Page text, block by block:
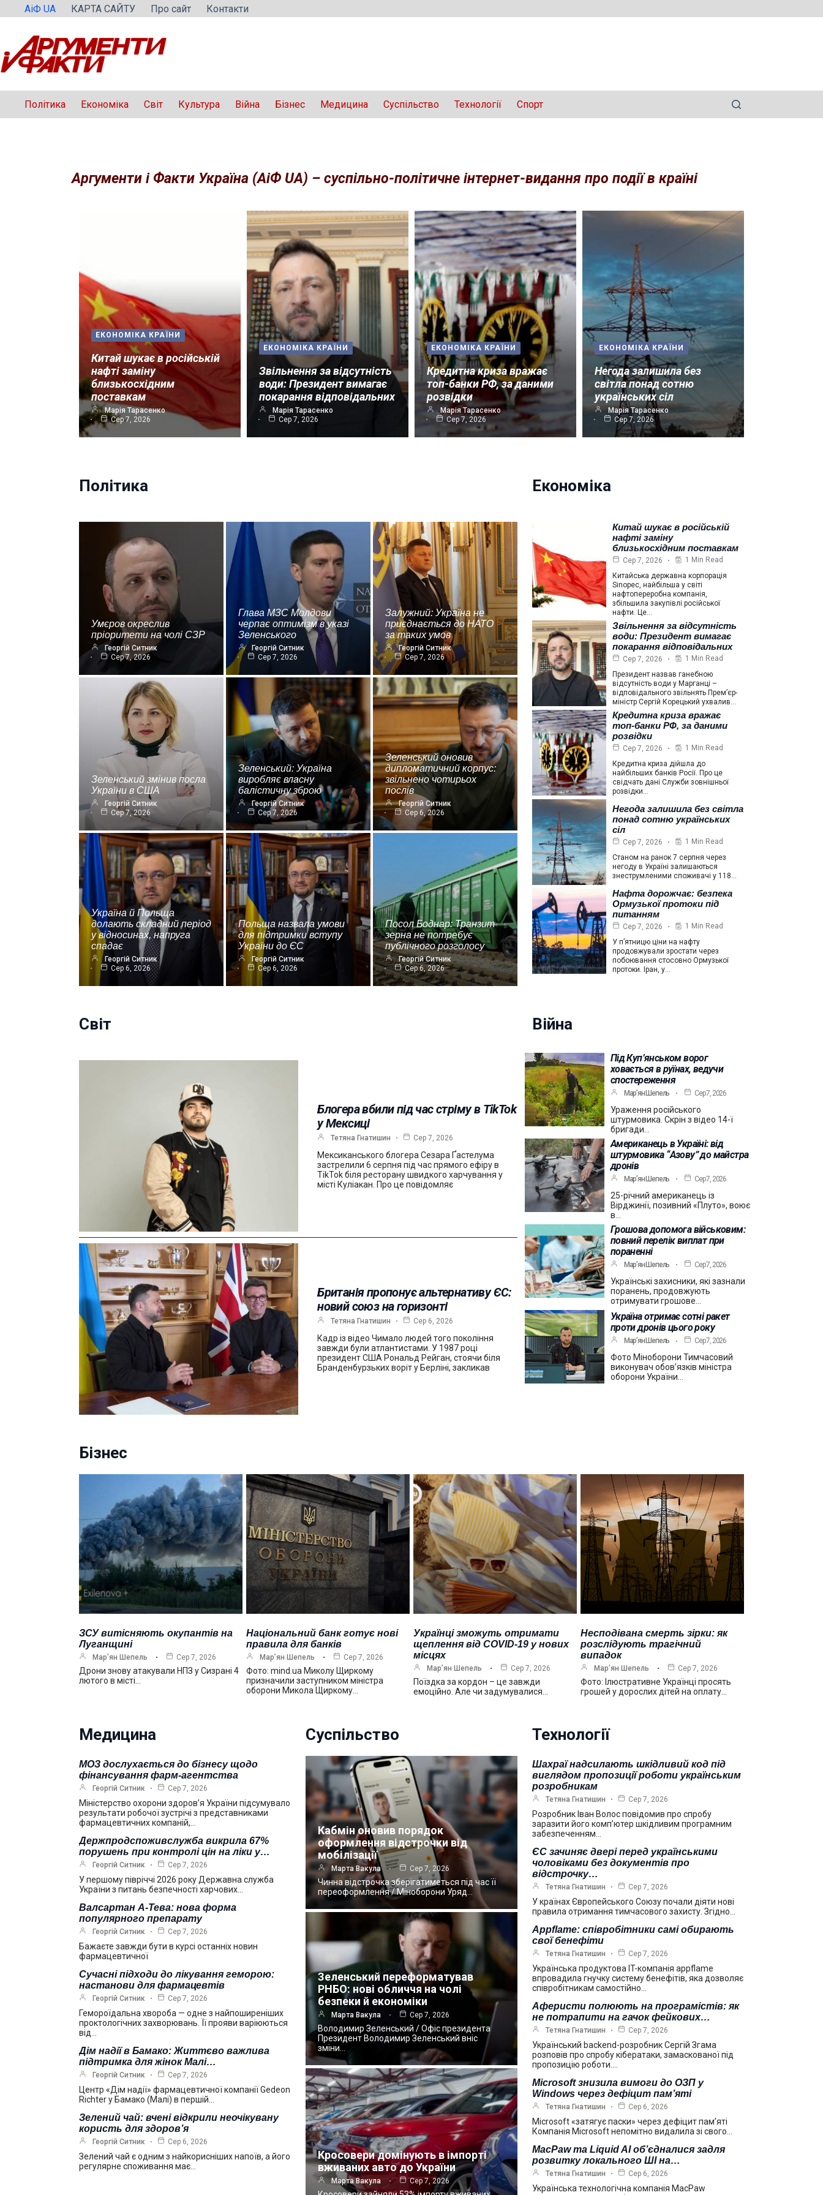
Перейти
вмісту
АіФ UA КАРТА САЙТУ Про сайт Контакти
Політика Економіка Світ Культура Війна Бізнес Медицина Суспільство Технології Спорт
Аргументи і Факти Україна (АіФ UA) – суспільно-політичне інтернет-видання про події в країні
ЕКОНОМІКА КРАЇНИ
Китай шукає в російській
нафті заміну
близькосхідним
поставкам
Марія Тарасенко
Сер 7, 2026
ЕКОНОМІКА КРАЇНИ
Звільнення за відсутність
води: Президент вимагає
покарання відповідальних
Марія Тарасенко
Сер 7, 2026
ЕКОНОМІКА КРАЇНИ
Кредитна криза вражає
топ-банки РФ, за даними
розвідки
Марія Тарасенко
Сер 7, 2026
ЕКОНОМІКА КРАЇНИ
Негода залишила без
світла понад сотню
українських сіл
Марія Тарасенко
Сер 7, 2026
Політика Економіка
Умєров окреслив
пріоритети на чолі СЗР
Георгій Ситник
Сер 7, 2026
Глава МЗС Молдови
черпає оптимізм в указі
Зеленського
Георгій Ситник
Сер 7, 2026
Залужний: Україна не
приєднається до НАТО
за таких умов
Георгій Ситник
Сер 7, 2026
Зеленський змінив посла
України в США
Георгій Ситник
Сер 7, 2026
Зеленський: Україна
виробляє власну
балістичну зброю
Георгій Ситник
Сер 7, 2026
Зеленський оновив
дипломатичний корпус:
звільнено чотирьох
послів
Георгій Ситник
Сер 6, 2026
Україна й Польща
долають складний період
у відносинах, напруга
спадає
Георгій Ситник
Сер 6, 2026
Польща назвала умови
для підтримки вступу
України до ЄС
Георгій Ситник
Сер 6, 2026
Посол Боднар: Транзит
зерна не потребує
публічного розголосу
Георгій Ситник
Сер 6, 2026
Китай шукає в російській
нафті заміну
близькосхідним поставкам
Сер 7, 2026
1 Min Read
Китайська державна корпорація
Sinopec, найбільша у світі
нафтопереробна компанія,
збільшила закупівлі російської
нафти. Це…
Звільнення за відсутність
води: Президент вимагає
покарання відповідальних
Сер 7, 2026
1 Min Read
Президент назвав ганебною
відсутність води у Марганці –
відповідального звільнять Прем’єр-
міністр Сергій Корецький ухвалив…
Кредитна криза вражає
топ-банки РФ, за даними
розвідки
Сер 7, 2026
1 Min Read
Кредитна криза дійшла до
найбільших банків Росії. Про це
свідчать дані Служби зовнішньої
розвідки…
Негода залишила без світла
понад сотню українських
сіл
Сер 7, 2026
1 Min Read
Станом на ранок 7 серпня через
негоду в Україні залишаються
знеструмленими споживачі у 118…
Нафта дорожчає: безпека
Ормузької протоки під
питанням
Сер 7, 2026
1 Min Read
У п’ятницю ціни на нафту
продовжували зростати через
побоювання стосовно Ормузької
протоки. Іран, у…
Світ Війна
Блогера вбили під час стріму в TikTok
у Мексиці
Тетяна Гнатишин Сер 7, 2026
Мексиканського блогера Сезара Ґастелума
застрелили 6 серпня під час прямого ефіру в
TikTok біля ресторану швидкого харчування у
місті Куліакан. Про це повідомляє
Британія пропонує альтернативу ЄС:
новий союз на горизонті
Тетяна Гнатишин Сер 6, 2026
Кадр із відео Чимало людей того покоління
завжди були атлантистами. У 1987 році
президент США Рональд Рейган, стоячи біля
Бранденбурзьких воріт у Берліні, закликав
Під Куп’янськом ворог
ховається в руїнах, ведучи
спостереження
Мар’ян Шепель Сер 7, 2026
Ураження російського
штурмовика. Скрін з відео 14-ї
бригади…
Американець в Україні: від
штурмовика “Азову” до майстра
дронів
Мар’ян Шепель Сер 7, 2026
25-річний американець із
Вірджинії, позивний «Плуто», воює
в…
Грошова допомога військовим:
повний перелік виплат при
пораненні
Мар’ян Шепель Сер 7, 2026
Українські захисники, які зазнали
поранень, продовжують
отримувати грошове…
Україна отримає сотні ракет
проти дронів цього року
Мар’ян Шепель Сер 7, 2026
Фото Міноборони Тимчасовий
виконувач обов’язків міністра
оборони України…
Бізнес
ЗСУ витісняють окупантів на
Луганщині
Мар’ян Шепель Сер 7, 2026
Дрони знову атакували НПЗ у Сизрані 4
лютого в місті…
Національний банк готує нові
правила для банків
Мар’ян Шепель Сер 7, 2026
Фото: mind.ua Миколу Щиркому
призначили заступником міністра
оборони Микола Щиркому…
Українці зможуть отримати
щеплення від COVID-19 у нових
місцях
Мар’ян Шепель Сер 7, 2026
Поїздка за кордон – це завжди
емоційно. Але чи задумувалися…
Несподівана смерть зірки: як
розслідують трагічний
випадок
Мар’ян Шепель Сер 7, 2026
Фото: Ілюстративне Українці просять
грошей у дорослих дітей на оплату…
Медицина
МОЗ дослухається до бізнесу щодо
фінансування фарм-агентства
Георгій Ситник Сер 7, 2026
Міністерство охорони здоров’я України підсумувало
результати робочої зустрічі з представниками
фармацевтичних компаній,…
Держпродспоживслужба викрила 67%
порушень при контролі цін на ліки у…
Георгій Ситник Сер 7, 2026
У першому півріччі 2026 року Державна служба
України з питань безпечності харчових…
Валсартан А-Тева: нова форма
популярного препарату
Георгій Ситник Сер 7, 2026
Бажаєте завжди бути в курсі останніх новин
фармацевтичної
Сучасні підходи до лікування геморою:
настанови для фармацевтів
Георгій Ситник Сер 7, 2026
Гемороїдальна хвороба — одне з найпоширеніших
проктологічних захворювань. Її прояви варіюються
від…
Дім надії в Бамако: Життєво важлива
підтримка для жінок Малі…
Георгій Ситник Сер 7, 2026
Центр «Дім надії» фармацевтичної компанії Gedeon
Richter у Бамако (Малі) в першій…
Зелений чай: вчені відкрили неочікувану
користь для здоров’я
Георгій Ситник Сер 6, 2026
Зелений чай є одним з найкорисніших напоїв, а його
регулярне споживання має…
Суспільство
Кабмін оновив порядок
оформлення відстрочки від
мобілізації
Марта Вакула Сер 7, 2026
Чинна відстрочка зберігатиметься під час її
переоформлення / Міноборони Уряд…
Зеленський переформатував
РНБО: нові обличчя на чолі
безпеки й економіки
Марта Вакула Сер 7, 2026
Володимир Зеленський / Офіс президента
Президент Володимир Зеленський вніс
зміни…
Кросовери домінують в імпорті
вживаних авто до України
Марта Вакула Сер 7, 2026
Технології
Шахраї надсилають шкідливий код під
виглядом пропозиції роботи українським
розробникам
Тетяна Гнатишин Сер 7, 2026
Розробник Іван Волос повідомив про спробу
заразити його комп’ютер шкідливим програмним
забезпеченням…
ЄС зачиняє двері перед українськими
чоловіками без документів про
відстрочку…
Тетяна Гнатишин Сер 7, 2026
У країнах Європейського Союзу почали діяти нові
правила отримання тимчасового захисту. Згідно…
Appflame: співробітники самі обирають
свої бенефіти
Тетяна Гнатишин Сер 7, 2026
Українська продуктова IT-компанія appflame
впровадила гнучку систему бенефітів, яка дозволяє
співробітникам самостійно…
Аферисти полюють на програмістів: як
не потрапити на гачок фейкових…
Тетяна Гнатишин Сер 7, 2026
Український backend-розробник Сергій Згама
розповів про спробу кібератаки, замаскованої під
пропозицію роботи.…
Microsoft знизила вимоги до ОЗП у
Windows через дефіцит пам’яті
Тетяна Гнатишин Сер 6, 2026
Microsoft «затягує паски» через дефіцит пам’яті
Компанія Microsoft непомітно видалила зі свого…
MacPaw та Liquid AI об’єдналися задля
розвитку локального ШІ на…
Тетяна Гнатишин Сер 6, 2026
Українська технологічна компанія MacPaw